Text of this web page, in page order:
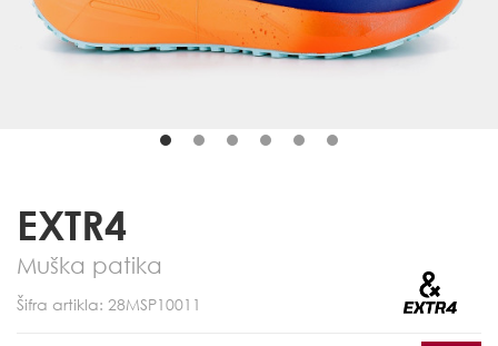
EXTR4
Muška patika
Šifra artikla: 28MSP10011